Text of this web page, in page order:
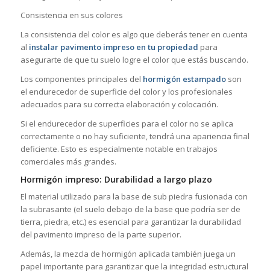
Consistencia en sus colores
La consistencia del color es algo que deberás tener en cuenta
al instalar pavimento impreso en tu propiedad para
asegurarte de que tu suelo logre el color que estás buscando.
Los componentes principales del hormigón estampadoson
el endurecedor de superficie del color y los profesionales
adecuados para su correcta elaboración y colocación.
Si el endurecedor de superficies para el color no se aplica
correctamente o no hay suficiente, tendrá una apariencia final
deficiente. Esto es especialmente notable en trabajos
comerciales más grandes.
Hormigón impreso: Durabilidad a largo plazo
El material utilizado para la base de sub piedra fusionada con
la subrasante (el suelo debajo de la base que podría ser de
tierra, piedra, etc.) es esencial para garantizar la durabilidad
del pavimento impreso de la parte superior.
Además, la mezcla de hormigón aplicada también juega un
papel importante para garantizar que la integridad estructural